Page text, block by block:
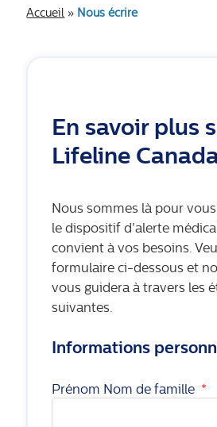
Accueil » Nous écrire
En savoir plus
Lifeline
Nous sommes là pour
le dispositif d'alerte
convient à vos besoins.
formulaire ci-dessous et
vous guidera à travers les
suivantes.
Informations
Prénom Nom de famille *